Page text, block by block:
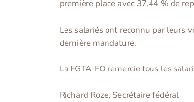
première place avec 37,44 % de
Les salariés ont reconnu par leurs
dernière mandature.
La FGTA-FO remercie tous les
Richard Roze, Secrétaire fédéral